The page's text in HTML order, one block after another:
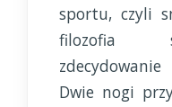
sportu, czyli
filozofia
Dwie nogi